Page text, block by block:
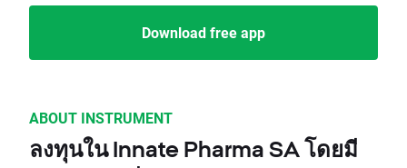
Download free app
ABOUT INSTRUMENT
ลงทุนใน Innate Pharma SA โดยมี